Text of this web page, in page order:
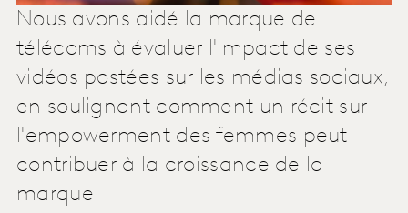
Nous avons aidé la marque de
télécoms à évaluer l'impact de ses
vidéos postées sur les médias sociaux,
en soulignant comment un récit sur
l'empowerment des femmes peut
contribuer à la croissance de la
marque.